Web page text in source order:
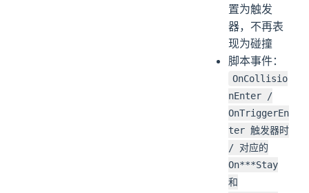
置为触发
器，不再表
现为碰撞
脚本事件：
OnCollisio
nEnter /
OnTriggerEn
ter 触发器时
/ 对应的
On***Stay
和